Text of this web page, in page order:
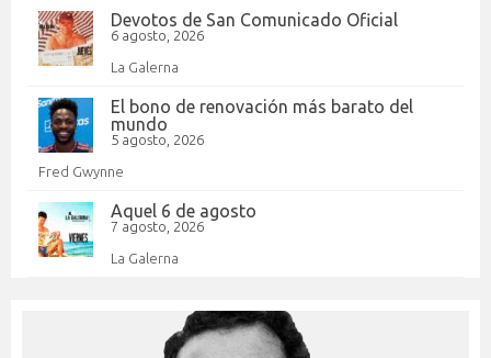
Devotos de San Comunicado Oficial
6 agosto, 2026
La Galerna
El bono de renovación más barato del
mundo
5 agosto, 2026
Fred Gwynne
Aquel 6 de agosto
7 agosto, 2026
La Galerna